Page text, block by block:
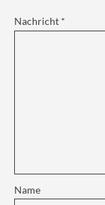
Nachricht *
Name